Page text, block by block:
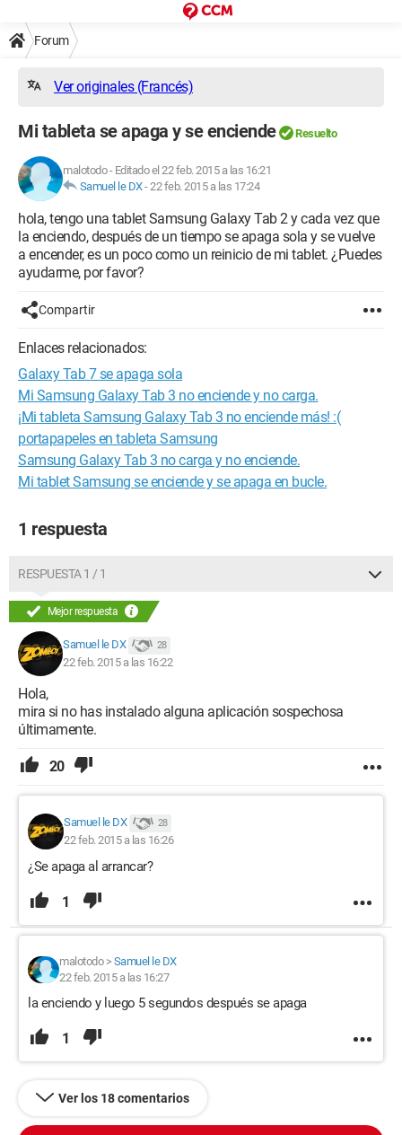
Forum
Ver originales (Francés)
Mi tableta se apaga y se enciende Resuelto
malotodo- Editado el 22 feb. 2015 a las 16:21
Samuel le DX-22 feb. 2015 a las 17:24
hola, tengo una tablet Samsung Galaxy Tab 2 y cada vez que
la enciendo, después de un tiempo se apaga sola y se vuelve
a encender, es un poco como un reinicio de mi tablet. ¿Puedes
ayudarme, por favor?
Compartir
Enlaces relacionados:
Galaxy Tab 7 se apaga sola
Mi Samsung Galaxy Tab 3 no enciende y no carga.
¡Mi tableta Samsung Galaxy Tab 3 no enciende más! :(
portapapeles en tableta Samsung
Samsung Galaxy Tab 3 no carga y no enciende.
Mi tablet Samsung se enciende y se apaga en bucle.
1 respuesta
RESPUESTA 1 / 1
Mejor respuesta
Samuel le DX 28
22 feb. 2015 a las 16:22
Hola,
mira si no has instalado alguna aplicación sospechosa
últimamente.
20
Samuel le DX 28
22 feb. 2015 a las 16:26
¿Se apaga al arrancar?
1
malotodo> Samuel le DX
22 feb. 2015 a las 16:27
la enciendo y luego 5 segundos después se apaga
1
Ver los 18 comentarios